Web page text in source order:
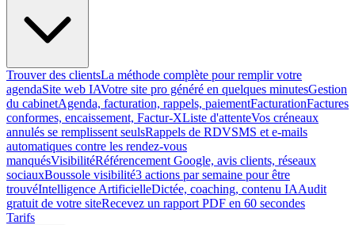
Trouver des clientsLa méthode complète pour remplir votre
agendaSite web IAVotre site pro généré en quelques minutesGestion
du cabinetAgenda, facturation, rappels, paiementFacturationFactures
conformes, encaissement, Factur-XListe d'attenteVos créneaux
annulés se remplissent seulsRappels de RDVSMS et e-mails
automatiques contre les rendez-vous
manquésVisibilitéRéférencement Google, avis clients, réseaux
sociauxBoussole visibilité3 actions par semaine pour être
trouvéIntelligence ArtificielleDictée, coaching, contenu IAAudit
gratuit de votre siteRecevez un rapport PDF en 60 secondes
Tarifs